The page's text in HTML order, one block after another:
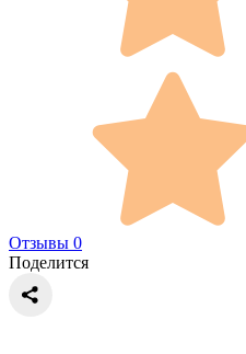
Отзывы 0
Поделится